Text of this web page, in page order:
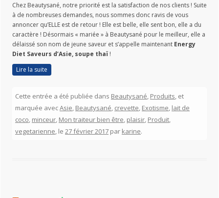
Chez Beautysané, notre priorité est la satisfaction de nos clients ! Suite
à de nombreuses demandes, nous sommes donc ravis de vous
annoncer qu’ELLE est de retour ! Elle est belle, elle sent bon, elle a du
caractère ! Désormais « mariée » à Beautysané pour le meilleur, elle a
délaissé son nom de jeune saveur et s’appelle maintenant Energy
Diet Saveurs d’Asie, soupe thaï !
Lire la suite
Cette entrée a été publiée dans Beautysané, Produits, et
marquée avecAsie, Beautysané, crevette, Exotisme, lait de
coco, minceur, Mon traiteur bien être, plaisir, Produit,
vegetarienne, le 27 février 2017 par karine.